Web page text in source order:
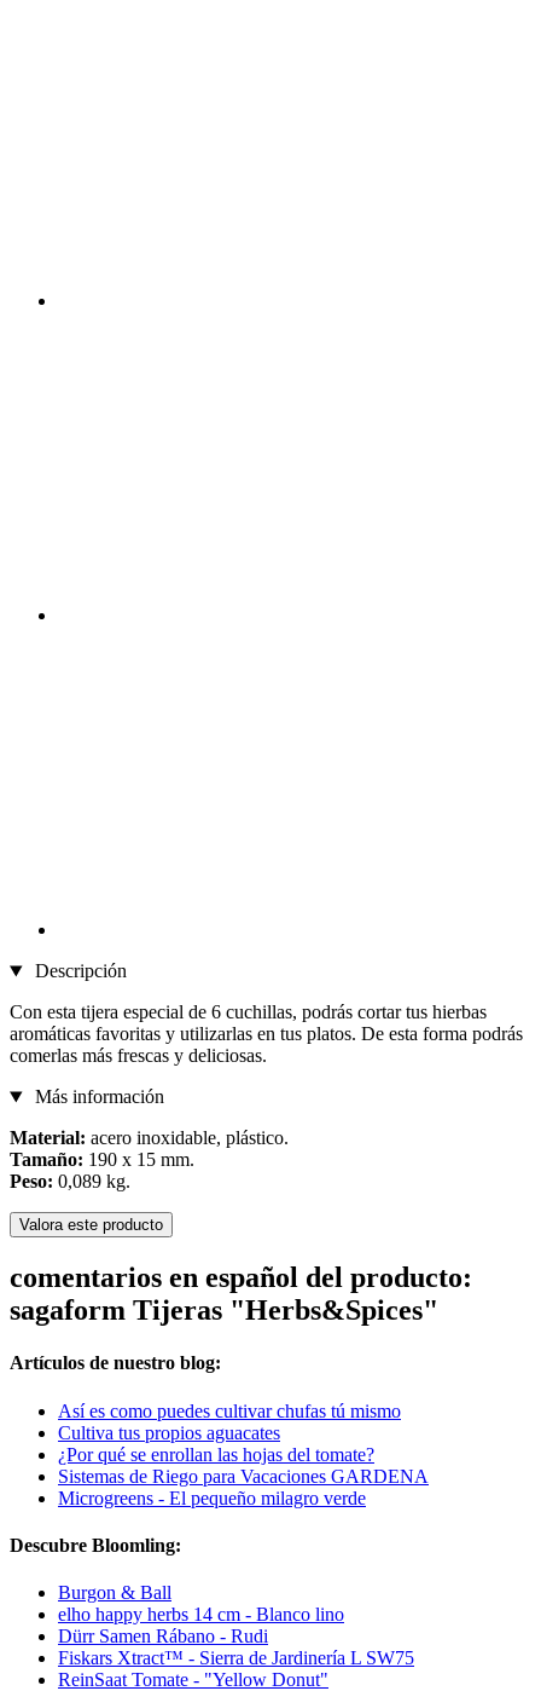
Descripción
Con esta tijera especial de 6 cuchillas, podrás cortar tus hierbas
aromáticas favoritas y utilizarlas en tus platos. De esta forma podrás
comerlas más frescas y deliciosas.
Más información
Material: acero inoxidable, plástico.
Tamaño: 190 x 15 mm.
Peso: 0,089 kg.
Valora este producto
comentarios en español del producto:
sagaform Tijeras "Herbs&Spices"
Artículos de nuestro blog:
Así es como puedes cultivar chufas tú mismo
Cultiva tus propios aguacates
¿Por qué se enrollan las hojas del tomate?
Sistemas de Riego para Vacaciones GARDENA
Microgreens - El pequeño milagro verde
Descubre Bloomling:
Burgon & Ball
elho happy herbs 14 cm - Blanco lino
Dürr Samen Rábano - Rudi
Fiskars Xtract™ - Sierra de Jardinería L SW75
ReinSaat Tomate - "Yellow Donut"